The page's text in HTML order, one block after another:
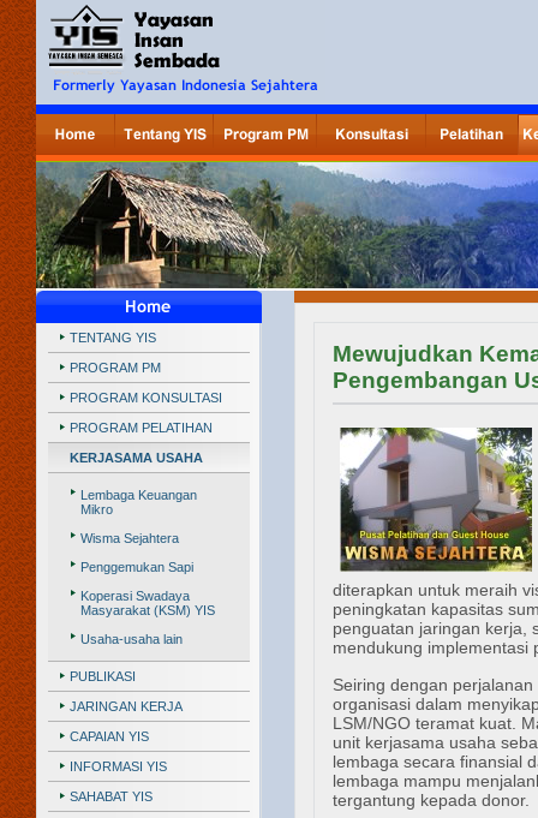
TENTANG YIS
PROGRAM PM
PROGRAM KONSULTASI
PROGRAM PELATIHAN
KERJASAMA USAHA
Lembaga Keuangan
Mikro
Wisma Sejahtera
Penggemukan Sapi
Koperasi Swadaya
Masyarakat (KSM) YIS
Usaha-usaha lain
PUBLIKASI
JARINGAN KERJA
CAPAIAN YIS
INFORMASI YIS
SAHABAT YIS
Mewujudkan
Pengembangan
diterapkan untuk meraih
peningkatan kapasitas
penguatan jaringan kerja,
mendukung implementasi
Seiring dengan
organisasi dalam
LSM/NGO teramat kuat.
unit kerjasama usaha
lembaga secara finansial
lembaga mampu
tergantung kepada donor.